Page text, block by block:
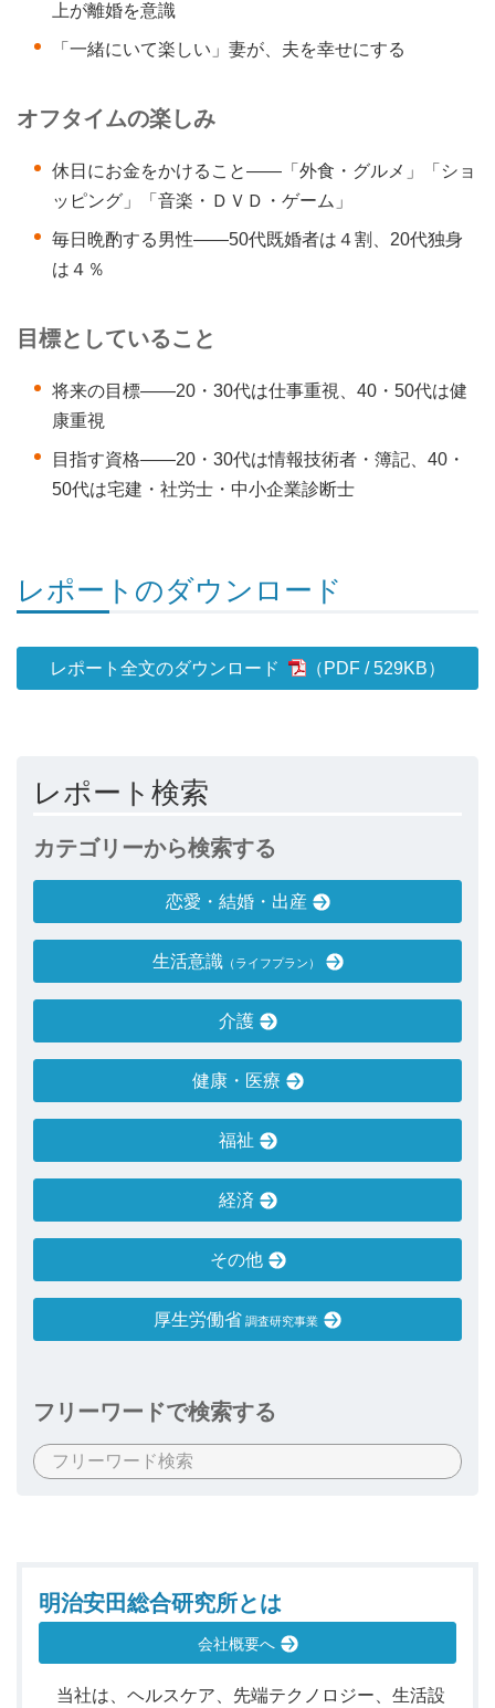
上が離婚を意識
「一緒にいて楽しい」妻が、夫を幸せにする
オフタイムの楽しみ
休日にお金をかけること――「外食・グルメ」「ショ
ッピング」「音楽・ＤＶＤ・ゲーム」
毎日晩酌する男性――50代既婚者は４割、20代独身
は４％
目標としていること
将来の目標――20・30代は仕事重視、40・50代は健
康重視
目指す資格――20・30代は情報技術者・簿記、40・
50代は宅建・社労士・中小企業診断士
レポートのダウンロード
レポート全文のダウンロード 529KB）
レポート検索
カテゴリーから検索する
恋愛・結婚・出産
生活意識（ライフプラン）
介護
健康・医療
福祉
経済
その他
厚生労働省 調査研究事業
フリーワードで検索する
明治安田総合研究所とは
会社概要へ
当社は、ヘルスケア、先端テクノロジー、生活設